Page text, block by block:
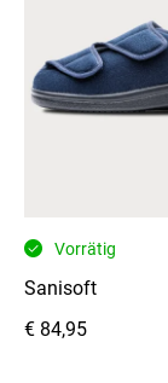
Vorrätig
Sanisoft
€ 84,95